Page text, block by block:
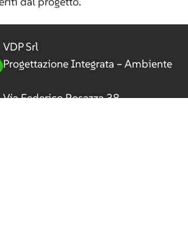
VDP Srl
Progettazione Integrata – Ambiente
Via Federico Rosazza 38